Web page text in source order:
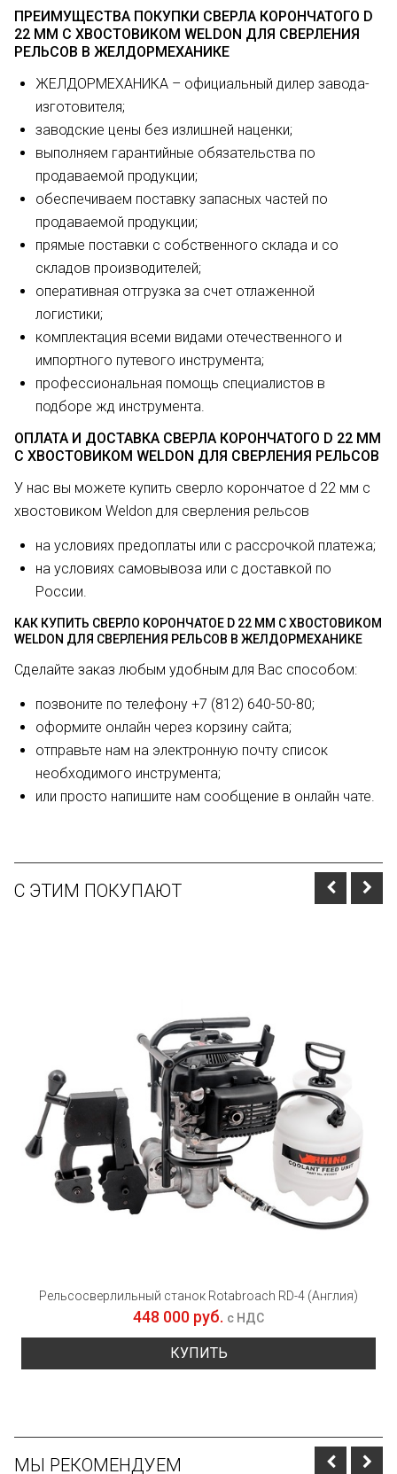
ПРЕИМУЩЕСТВА ПОКУПКИ СВЕРЛА КОРОНЧАТОГО D
22 ММ С ХВОСТОВИКОМ WELDON ДЛЯ СВЕРЛЕНИЯ
РЕЛЬСОВ В ЖЕЛДОРМЕХАНИКЕ
ЖЕЛДОРМЕХАНИКА – официальный дилер завода-
изготовителя;
заводские цены без излишней наценки;
выполняем гарантийные обязательства по
продаваемой продукции;
обеспечиваем поставку запасных частей по
продаваемой продукции;
прямые поставки с собственного склада и со
складов производителей;
оперативная отгрузка за счет отлаженной
логистики;
комплектация всеми видами отечественного и
импортного путевого инструмента;
профессиональная помощь специалистов в
подборе жд инструмента.
ОПЛАТА И ДОСТАВКА СВЕРЛА КОРОНЧАТОГО D 22 ММ
С ХВОСТОВИКОМ WELDON ДЛЯ СВЕРЛЕНИЯ РЕЛЬСОВ
У нас вы можете купить сверло корончатое d 22 мм с
хвостовиком Weldon для сверления рельсов
на условиях предоплаты или с рассрочкой платежа;
на условиях самовывоза или с доставкой по
России.
КАК КУПИТЬ СВЕРЛО КОРОНЧАТОЕ D 22 ММ С ХВОСТОВИКОМ
WELDON ДЛЯ СВЕРЛЕНИЯ РЕЛЬСОВ В ЖЕЛДОРМЕХАНИКЕ
Сделайте заказ любым удобным для Вас способом:
позвоните по телефону +7 (812) 640-50-80;
оформите онлайн через корзину сайта;
отправьте нам на электронную почту список
необходимого инструмента;
или просто напишите нам сообщение в онлайн чате.
С ЭТИМ ПОКУПАЮТ
Рельсосверлильный станок Rotabroach RD-4 (Англия)
448 000 руб. с НДС
КУПИТЬ
МЫ РЕКОМЕНДУЕМ